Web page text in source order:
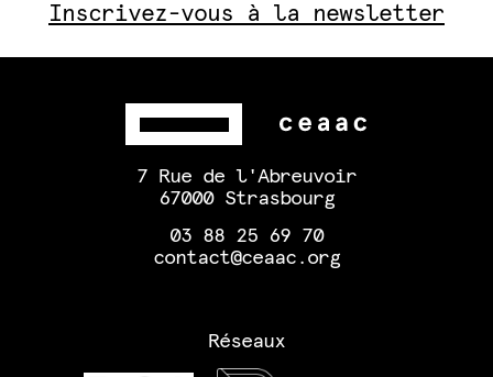
Inscrivez-vous à la newsletter
7 Rue de l'Abreuvoir
67000 Strasbourg
03 88 25 69 70
contact@ceaac.org
Réseaux